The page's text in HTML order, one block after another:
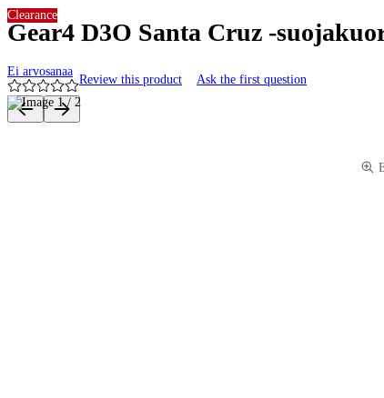
Gear4 D3O Santa Cruz -
Ei arvosanaa
Review this product Ask the first question
Clearance
Product images and videos